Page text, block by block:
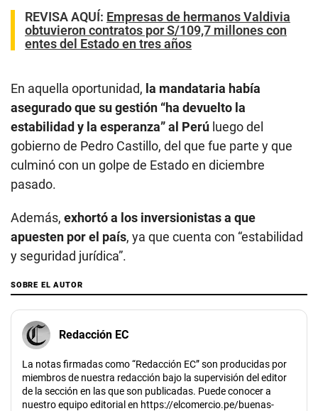
REVISA AQUÍ: Empresas de hermanos Valdivia
obtuvieron contratos por S/109,7 millones con
entes del Estado en tres años
En aquella oportunidad, la mandataria había
asegurado que su gestión “ha devuelto la
estabilidad y la esperanza” al Perú luego del
gobierno de Pedro Castillo, del que fue parte y que
culminó con un golpe de Estado en diciembre
pasado.
Además, exhortó a los inversionistas a que
apuesten por el país, ya que cuenta con “estabilidad
y seguridad jurídica”.
SOBRE EL AUTOR
Redacción EC
La notas firmadas como “Redacción EC” son producidas por
miembros de nuestra redacción bajo la supervisión del editor
de la sección en las que son publicadas. Puede conocer a
nuestro equipo editorial en https://elcomercio.pe/buenas-